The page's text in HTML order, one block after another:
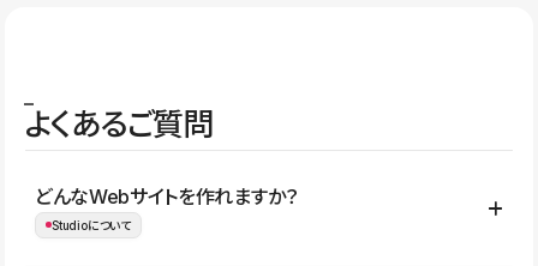
よくあるご質問
どんなWebサイトを作れますか？
Studioについて